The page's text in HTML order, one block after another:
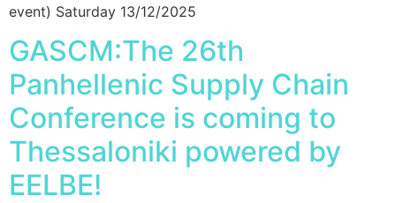
event) Saturday 13/12/2025
GASCM:The 26th
Panhellenic Supply Chain
Conference is coming to
Thessaloniki powered by
EELBE!